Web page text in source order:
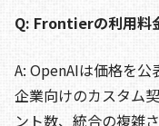
Q: Frontierの利用料
A: OpenAIは価格を
企業向けのカスタム
ント数、統合の複雑